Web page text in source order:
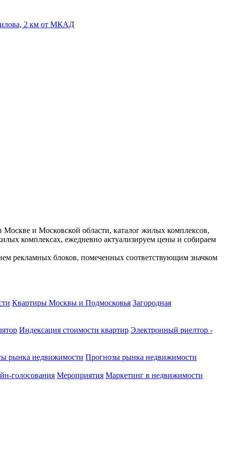
2 км от МКАД
и Московской области, каталог жилых комплексов,
комплексах, ежедневно актуализируем цены и собираем
рекламных блоков, помеченных соответствующим значком
Квартиры Москвы и Подмосковья Загородная
Индексация стоимости квартир Электронный риелтор -
рынка недвижимости Прогнозы рынка недвижимости
голосования Мероприятия Маркетинг в недвижимости